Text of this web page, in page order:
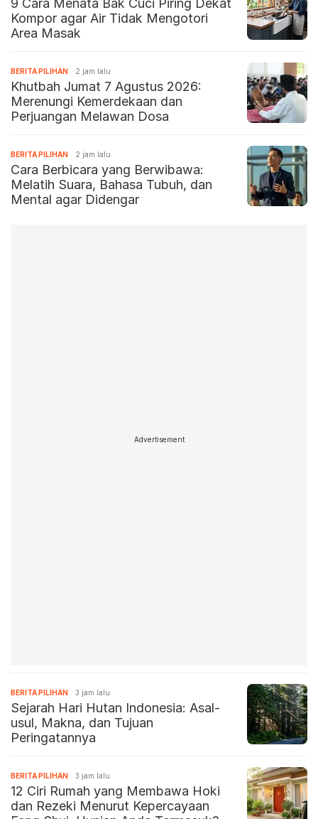
9 Cara Menata Bak Cuci Piring Dekat
Kompor agar Air Tidak Mengotori
Area Masak
BERITA PILIHAN 2 jam lalu
Khutbah Jumat 7 Agustus 2026:
Merenungi Kemerdekaan dan
Perjuangan Melawan Dosa
BERITA PILIHAN 2 jam lalu
Cara Berbicara yang Berwibawa:
Melatih Suara, Bahasa Tubuh, dan
Mental agar Didengar
Advertisement
BERITA PILIHAN 3 jam lalu
Sejarah Hari Hutan Indonesia: Asal-
usul, Makna, dan Tujuan
Peringatannya
BERITA PILIHAN 3 jam lalu
12 Ciri Rumah yang Membawa Hoki
dan Rezeki Menurut Kepercayaan